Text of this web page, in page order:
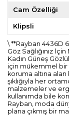
Cam Özelliği
Klipsli
\ **Rayban 4436D
Göz Sağlığınız
Kadın Güneş
için mükemmel bir
koruma altına
şıklığıyla her
malzemeler ve
kullanımda bile
Rayban, moda
plana çıkmış bir